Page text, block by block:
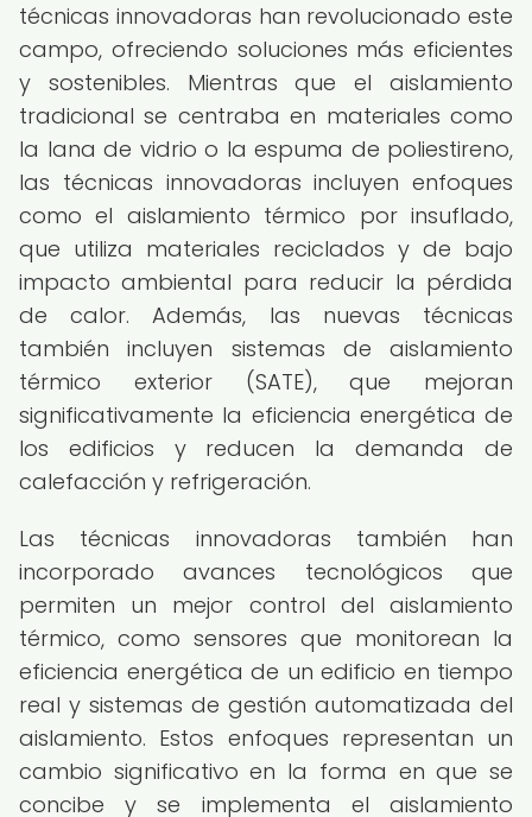
técnicas innovadoras han revolucionado este
campo, ofreciendo soluciones más eficientes
y sostenibles. Mientras que el aislamiento
tradicional se centraba en materiales como
la lana de vidrio o la espuma de poliestireno,
las técnicas innovadoras incluyen enfoques
como el aislamiento térmico por insuflado,
que utiliza materiales reciclados y de bajo
impacto ambiental para reducir la pérdida
de calor. Además, las nuevas técnicas
también incluyen sistemas de aislamiento
térmico exterior (SATE), que mejoran
significativamente la eficiencia energética de
los edificios y reducen la demanda de
calefacción y refrigeración.
Las técnicas innovadoras también han
incorporado avances tecnológicos que
permiten un mejor control del aislamiento
térmico, como sensores que monitorean la
eficiencia energética de un edificio en tiempo
real y sistemas de gestión automatizada del
aislamiento. Estos enfoques representan un
cambio significativo en la forma en que se
concibe y se implementa el aislamiento